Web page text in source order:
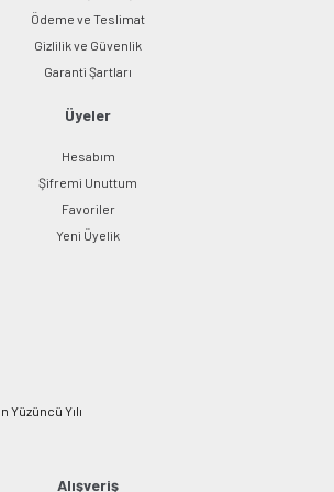
Ödeme ve Teslimat
Gizlilik ve Güvenlik
Garanti Şartları
Üyeler
Hesabım
Şifremi Unuttum
Favoriler
Yeni Üyelik
Alışveriş